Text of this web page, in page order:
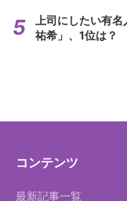
上司にしたい有
祐希」、1位は？
コンテンツ
最新記事一覧